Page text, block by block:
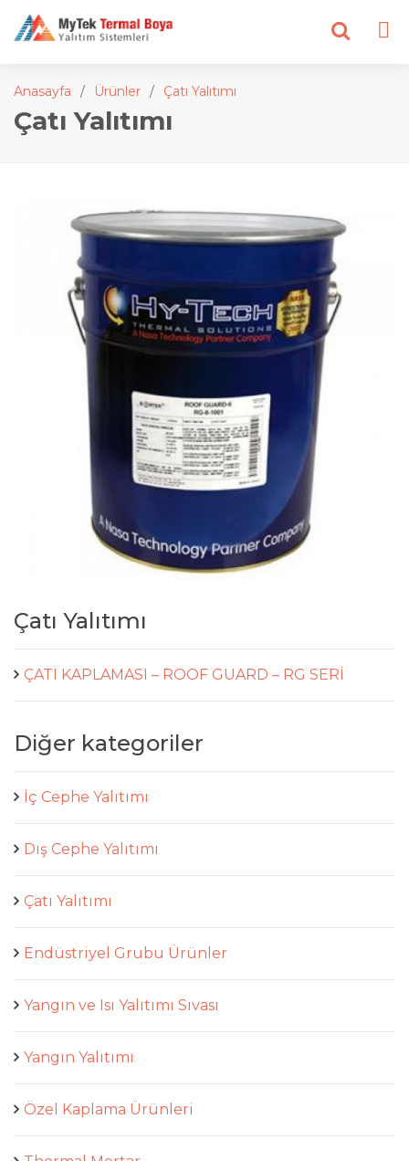
Anasayfa Ürünler Çatı Yalıtımı
Çatı Yalıtımı
Çatı Yalıtımı
ÇATI KAPLAMASI – ROOF GUARD – RG SERİ
Diğer kategoriler
İç Cephe Yalıtımı
Dış Cephe Yalıtımı
Çatı Yalıtımı
Endüstriyel Grubu Ürünler
Yangın ve Isı Yalıtımı Sıvası
Yangın Yalıtımı
Özel Kaplama Ürünleri